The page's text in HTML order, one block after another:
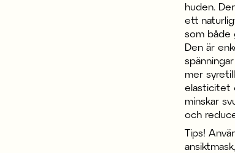
huden.
ett
som både
Den är
mer
elasticitet
minskar
och
Tips!